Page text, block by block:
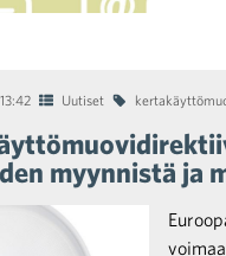
Uutiset
myynnistä ja
liitossa